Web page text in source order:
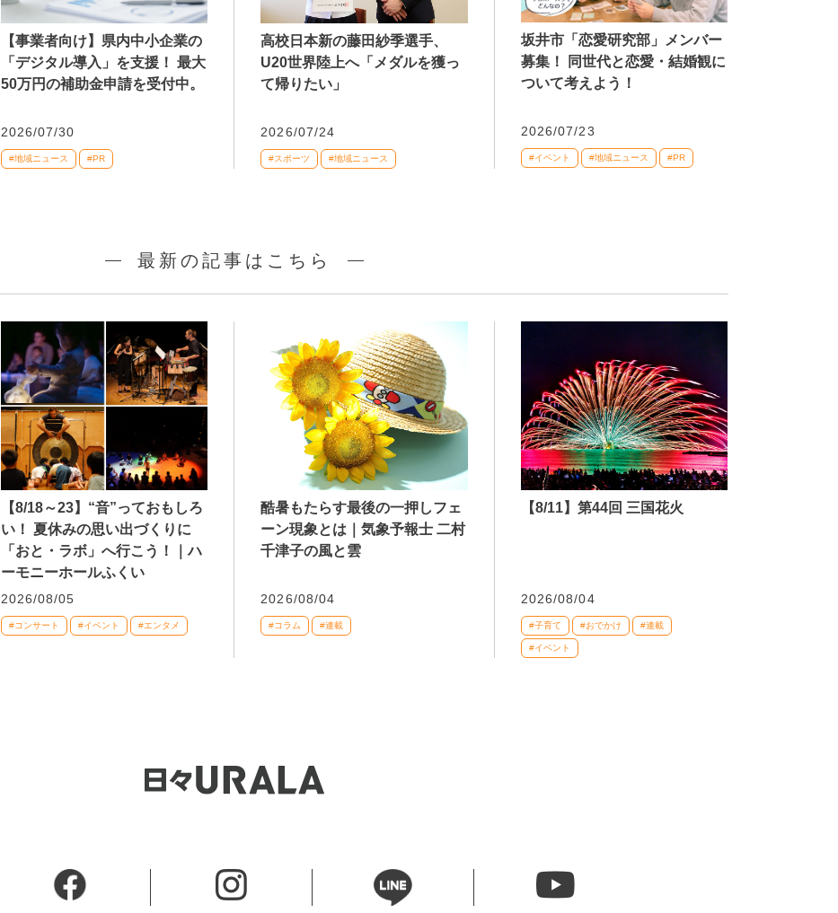
【事業者向け】県内中小企業の
「デジタル導入」を支援！ 最大
50万円の補助金申請を受付中。
2026/07/30
#地域ニュース #PR
高校日本新の藤田紗季選手、
U20世界陸上へ「メダルを獲っ
て帰りたい」
2026/07/24
#スポーツ #地域ニュース
坂井市「恋愛研究部」メンバー
募集！ 同世代と恋愛・結婚観に
ついて考えよう！
2026/07/23
#イベント #地域ニュース #PR
最新の記事はこちら
【8/18～23】“音”っておもしろ
い！ 夏休みの思い出づくりに
「おと・ラボ」へ行こう！｜ハ
ーモニーホールふくい
2026/08/05
#コンサート #イベント #エンタメ
酷暑もたらす最後の一押しフェ
ーン現象とは｜気象予報士 二村
千津子の風と雲
2026/08/04
#コラム #連載
【8/11】第44回 三国花火
2026/08/04
#子育て #おでかけ #連載
#イベント